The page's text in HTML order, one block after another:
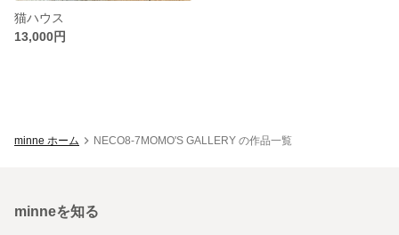
猫ハウス
13,000円
minne ホーム NECO8-7MOMO'S GALLERY の作品一覧
minneを知る